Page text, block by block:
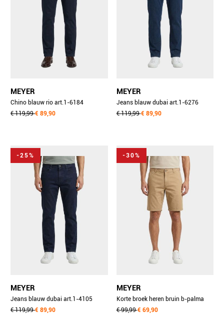
MEYER
Chino blauw rio art.1-6184
3241618490/19
€ 119,99€ 89,90
MEYER
Jeans blauw dubai art.1-6276
3101627690/17
€ 119,99€ 89,90
-25%
MEYER
Jeans blauw dubai art.1-4105
3101410590/17
€ 119,99€ 89,90
-30%
MEYER
Korte broek heren bruin b-palma
art.1-7386 1401738690/43
€ 99,99€ 69,90